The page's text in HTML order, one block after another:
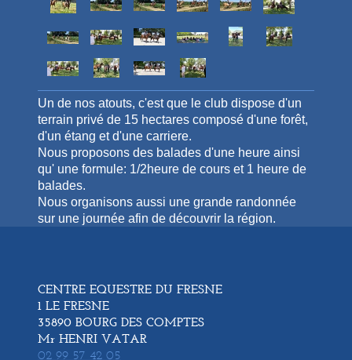
Un de nos atouts, c'est que le club dispose d'un
terrain privé de 15 hectares composé d'une forêt,
d'un étang et d'une carriere.
Nous proposons des balades d'une heure ainsi
qu' une formule: 1/2heure de cours et 1 heure de
balades.
Nous organisons aussi une grande randonnée
sur une journée afin de découvrir la région.
CENTRE EQUESTRE DU FRESNE
1 LE FRESNE
35890 BOURG DES COMPTES
Mr HENRI VATAR
02 99 57 42 05